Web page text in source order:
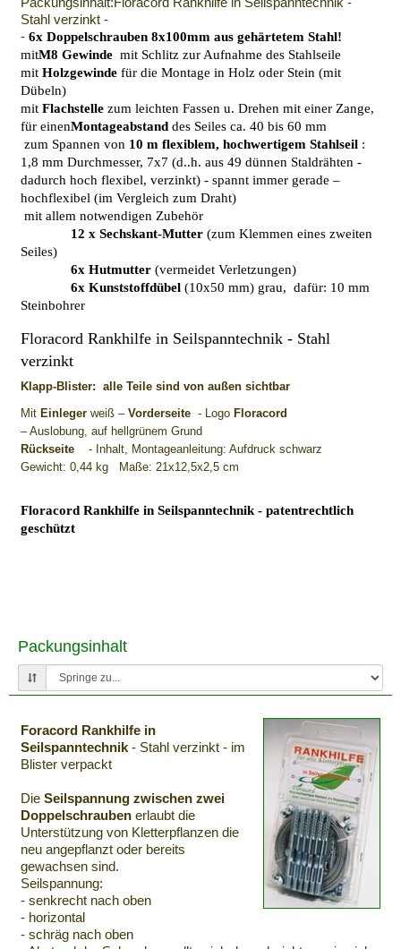
Stahl verzinkt -
- 6x Doppelschrauben 8x100mm aus gehärtetem Stahl!
mitM8 Gewinde mit Schlitz zur Aufnahme des Stahlseile
mit Holzgewinde für die Montage in Holz oder Stein (mit
Dübeln)
mit Flachstelle zum leichten Fassen u. Drehen mit einer Zange,
für einenMontageabstand des Seiles ca. 40 bis 60 mm
zum Spannen von 10 m flexiblem, hochwertigem Stahlseil :
1,8 mm Durchmesser, 7x7 (d..h. aus 49 dünnen Staldrähten -
dadurch hoch flexibel, verzinkt) - spannt immer gerade –
hochflexibel (im Vergleich zum Draht)
mit allem notwendigen Zubehör
12 x Sechskant-Mutter (zum Klemmen eines zweiten
Seiles)
6x Hutmutter (vermeidet Verletzungen)
6x Kunststoffdübel (10x50 mm) grau, dafür: 10 mm
Steinbohrer
Floracord Rankhilfe in Seilspanntechnik - Stahl
verzinkt
Klapp-Blister: alle Teile sind von außen sichtbar
Mit Einleger weiß – Vorderseite - Logo Floracord
– Auslobung, auf hellgrünem Grund
Rückseite - Inhalt, Montageanleitung: Aufdruck schwarz
Gewicht: 0,44 kg Maße: 21x12,5x2,5 cm
Floracord Rankhilfe in Seilspanntechnik - patentrechtlich
geschützt
Packungsinhalt
Foracord Rankhilfe in
Seilspanntechnik - Stahl verzinkt - im
Blister verpackt
Die Seilspannung zwischen zwei
Doppelschrauben erlaubt die
Unterstützung von Kletterpflanzen die
neu angepflanzt oder bereits
gewachsen sind.
Seilspannung:
- senkrecht nach oben
- horizontal
- schräg nach oben